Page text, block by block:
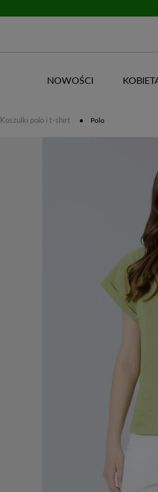
NOWOŚCI
Koszulki polo i t-shirt Polo